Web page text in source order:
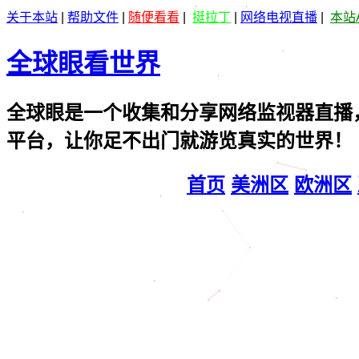
关于本站 帮助文件 随便看看 挺拉丁 网络电视直播 本站
全球眼看世界
全球眼是一个收集和分享网络监视器直
平台，让你足不出门就游览真实的世界！
首页 美洲区 欧洲区